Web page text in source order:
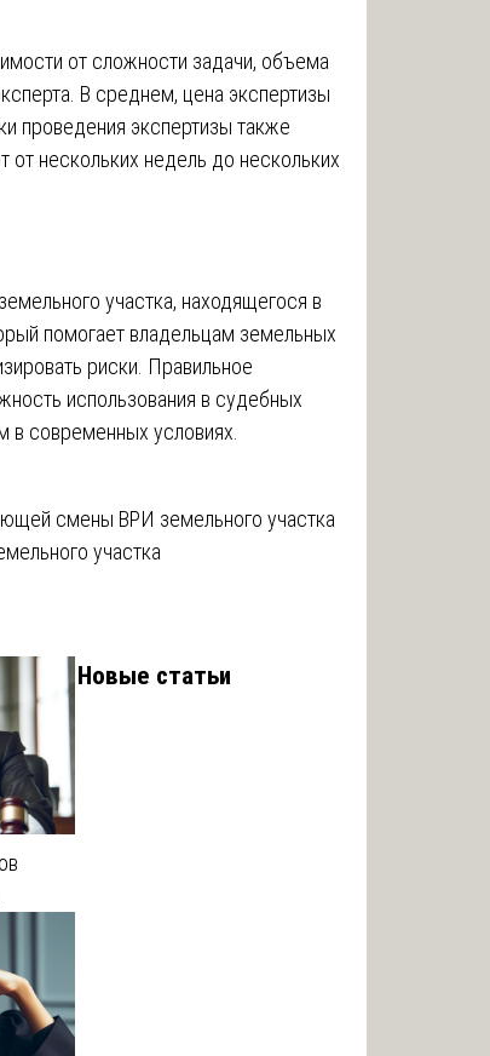
от сложности задачи, объема
В среднем, цена экспертизы
проведения экспертизы также
от нескольких недель до нескольких
участка, находящегося в
помогает владельцам земельных
риски. Правильное
использования в судебных
в современных условиях.
смены ВРИ земельного участка
участка
Новые статьи